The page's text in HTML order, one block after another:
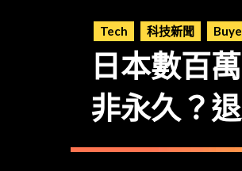
Tech 科技新聞
日本數百
非永久？